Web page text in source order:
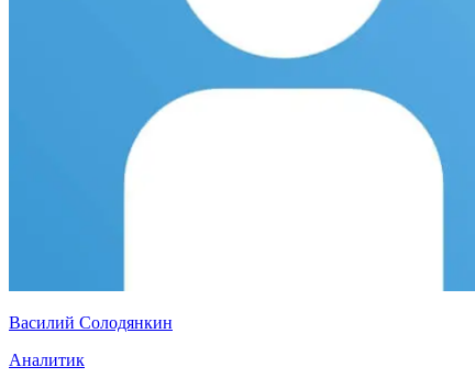
Василий Солодянкин
Аналитик